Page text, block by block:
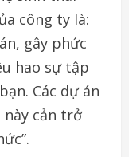
công ty là:
gây phức
hao sự tập
Các dự án
này cản trở